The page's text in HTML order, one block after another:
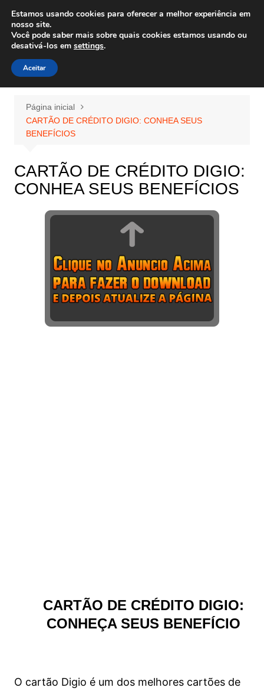
para
conteúdo
Wiley Wales
corais algas e vida marinha
Página inicial
CARTÃO DE CRÉDITO DIGIO: CONHEA SEUS
BENEFÍCIOS
CARTÃO DE CRÉDITO DIGIO:
CONHEA SEUS BENEFÍCIOS
CARTÃO DE CRÉDITO DIGIO:
CONHEÇA SEUS BENEFÍCIO
O cartão Digio é um dos melhores cartões de
Estamos usando cookies para oferecer a melhor experiência em
nosso site.
Você pode saber mais sobre quais cookies estamos usando ou
desativá-los em settings.
Aceitar